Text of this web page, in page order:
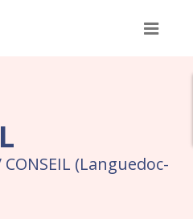
Menu
(Languedoc-